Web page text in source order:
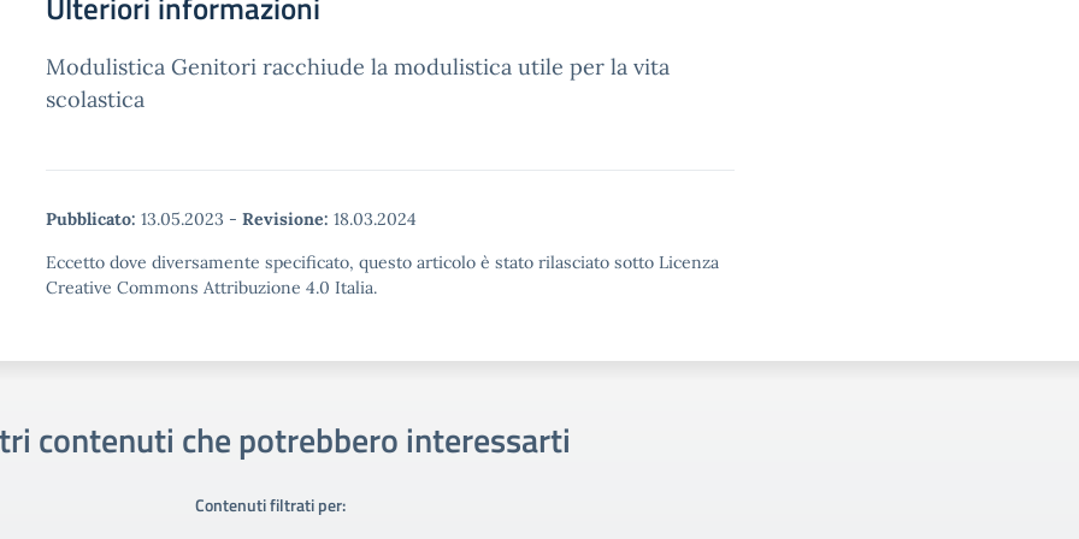
Modulistica Genitori racchiude la modulistica utile per la vita
scolastica
Pubblicato: 13.05.2023 - Revisione: 18.03.2024
Eccetto dove diversamente specificato, questo articolo è stato rilasciato sotto Licenza
Creative Commons Attribuzione 4.0 Italia.
contenuti che potrebbero interessarti
Contenuti filtrati per: